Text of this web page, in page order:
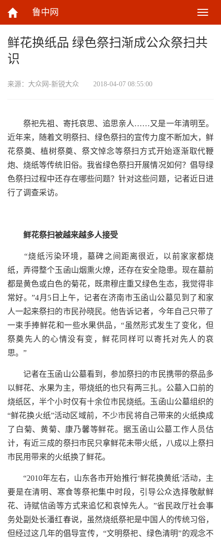
鲁中网
切
换
航
鲜花换纸品 绿色祭扫渐成公众祭扫共
识
来源： 大众网-新锐大众 2018-04-07 08:55:00
祭祀先祖、寄托哀思、追思亲人……又是一年清明至。
近年来，随着文明祭扫、绿色祭扫的宣传力度不断加大，鲜
花祭奠、植树祭奠、祭文悼念等祭扫方式开始逐渐取代鞭
炮、烧纸等传统旧俗。我省绿色祭扫开展情况如何？倡导绿
色祭扫过程中还存在哪些问题？针对这些问题，记者近日进
行了调查采访。
鲜花祭扫被越来越多人接受
“烧纸污染环境，墓碑之间距离很近，以前家家都烧
纸，弄得整个玉函山烟熏火燎，还存在安全隐患。现在墓前
都是黄色或白色的菊花，既肃穆庄重又绿色生态，我觉得非
常好。”4月5日上午，记者在济南市玉函山公墓见到了和家
人一起来祭扫的市民孙晓民。他告诉记者，今年自己只带了
一束手捧鲜花和一些水果供品，“虽然形式发生了变化，但
祭奠先人的心情没有变，鲜花同样可以寄托对先人的哀
思。”
记者在玉函山公墓看到，参加祭扫的市民携带的祭品多
以鲜花、水果为主，带烧纸的也只有两三扎。公墓入口前的
烧纸区，半个小时仅有十余位市民烧纸。玉函山公墓组织的
“鲜花换火纸”活动区域前，不少市民将自己带来的火纸换成
了白菊、黄菊、康乃馨等鲜花。据玉函山公墓工作人员估
计，有近三成的祭扫市民只拿鲜花未带火纸，八成以上祭扫
市民用带来的火纸换了鲜花。
“2010年左右，山东各市开始推行‘鲜花换黄纸’活动，主
要是在清明、寒食等祭祀集中时段，引导公众选择敬献鲜
花、诗赋信函等方式来追忆和哀悼先人。”省民政厅社会事
务处副处长潘红春说，虽然烧纸祭祀是中国人的传统习俗，
但经过这几年的倡导宣传，“文明祭祀、绿色清明”的观念不